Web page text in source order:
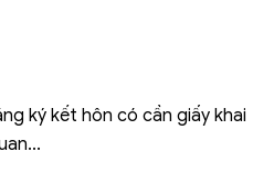
ký kết hôn có cần giấy khai